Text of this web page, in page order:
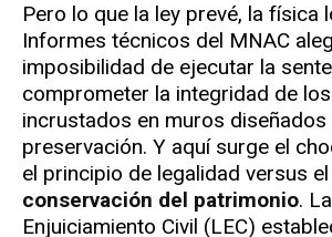
Pero lo que la ley prevé, la física
Informes técnicos del MNAC
imposibilidad de ejecutar la
comprometer la integridad de
incrustados en muros diseñados
preservación. Y aquí surge el
el principio de legalidad versus
conservación del patrimonio.
Enjuiciamiento Civil (LEC)